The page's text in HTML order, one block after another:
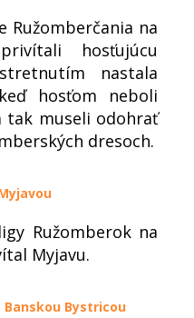
Ružomberčania na
hosťujúcu
nastala
hosťom neboli
tak museli odohrať
dresoch.
Ružomberok na
Myjavu.
Bystricou